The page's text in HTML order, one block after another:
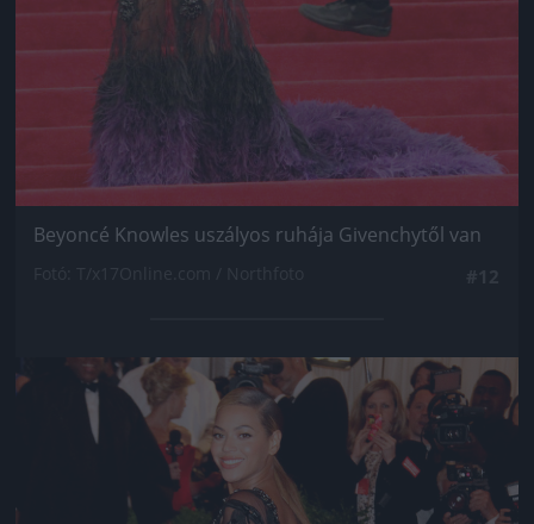
Beyoncé Knowles uszályos ruhája Givenchytől van
Jön még kép!